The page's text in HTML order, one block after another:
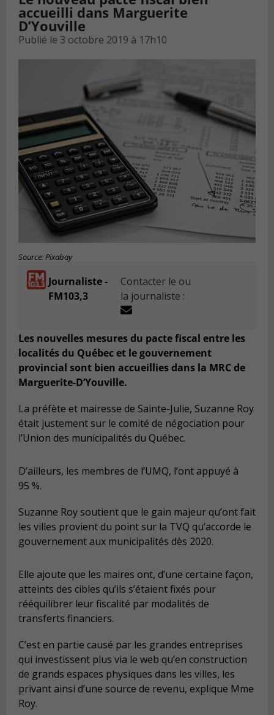
accueilli dans Marguerite
D’Youville
Publié le 3 octobre 2019 à 17h10
Source: Pixabay
Journaliste -
FM103,3
Contacter le ou
la journaliste :
Les nouvelles mesures du pacte fiscal entre les
localités du Québec et le gouvernement
provincial sont bien accueillies dans la MRC de
Marguerite-D’Youville.
La préfète et mairesse de Sainte-Julie, Suzanne Roy
était justement sur le comité de négociation pour
l’Union des municipalités du Québec.
D’ailleurs, les membres de l’UMQ, l’ont appuyé à
95 %.
Suzanne Roy soutient que le gain majeur qu’ont fait
les villes provient du point sur la TVQ qu’accorde le
gouvernement aux municipalités dès 2020.
Elle ajoute que les maires ont, d’une certaine façon,
atteints des cibles qu’ils s’étaient fixés pour
rééquilibrer leur fiscalité par modalités de
transferts financiers.
C’est en partie causé par les grandes entreprises
qui investissent plus via le web qu’en construction
de grands espaces physiques dans les villes, les
privant ainsi d’une source de revenu, explique Mme
Roy.